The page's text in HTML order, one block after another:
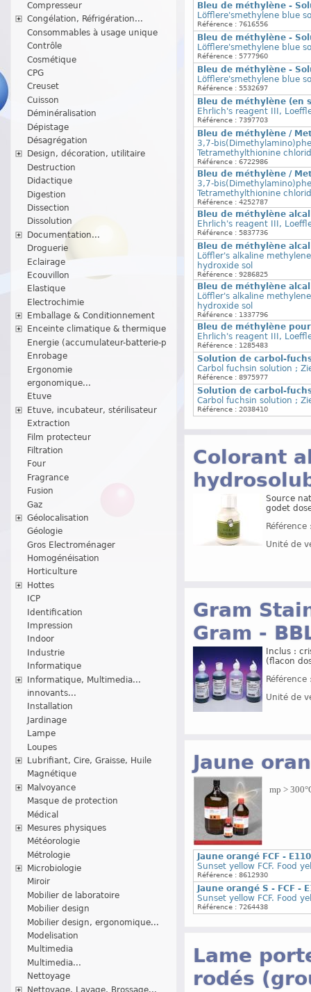
Compresseur
Congélation, Réfrigération...
Consommables à usage unique
Contrôle
Cosmétique
CPG
Creuset
Cuisson
Déminéralisation
Dépistage
Désagrégation
Design, décoration, utilitaire
Destruction
Didactique
Digestion
Dissection
Dissolution
Documentation...
Droguerie
Eclairage
Ecouvillon
Elastique
Electrochimie
Emballage & Conditionnement
Enceinte climatique & thermique
Energie (accumulateur-batterie-p
Enrobage
Ergonomie
ergonomique...
Etuve
Etuve, incubateur, stérilisateur
Extraction
Film protecteur
Filtration
Four
Fragrance
Fusion
Gaz
Géolocalisation
Géologie
Gros Electroménager
Homogénéisation
Horticulture
Hottes
ICP
Identification
Impression
Indoor
Industrie
Informatique
Informatique, Multimedia...
innovants...
Installation
Jardinage
Lampe
Loupes
Lubrifiant, Cire, Graisse, Huile
Magnétique
Malvoyance
Masque de protection
Médical
Mesures physiques
Météorologie
Métrologie
Microbiologie
Miroir
Mobilier de laboratoire
Mobilier design
Mobilier design, ergonomique...
Modelisation
Multimedia
Multimedia...
Nettoyage
Nettoyage, Lavage, Brossage...
Bleu de méthylène -
Löfflere'smethylene blue
Référence : 7616556
Bleu de méthylène -
Löfflere'smethylene blue
Référence : 5777960
Bleu de méthylène -
Löfflere'smethylene blue
Référence : 5532697
Bleu de méthylène (en
Ehrlich's reagent III,
Référence : 7397703
Bleu de méthylène /
3,7-
Tetramethylthionine
Référence : 6722986
Bleu de méthylène /
3,7-
Tetramethylthionine
Référence : 4252787
Bleu de méthylène
Ehrlich's reagent III,
Référence : 5837736
Bleu de méthylène
Löffler's alkaline
hydroxide sol
Référence : 9286825
Bleu de méthylène
Löffler's alkaline
hydroxide sol
Référence : 1337796
Bleu de méthylène
Ehrlich's reagent III,
Référence : 1285483
Solution de carbol-
Carbol fuchsin solution ;
Référence : 8975977
Solution de carbol-
Carbol fuchsin solution ;
Référence : 2038410
Colorant
Source
godet
Unité de
Gram
Gram -
Inclus :
(flacon
Unité de
Jaune
mp >
Jaune orangé FCF -
Sunset yellow FCF. Food
Référence : 8612930
Jaune orangé S - FCF -
Sunset yellow FCF. Food
Référence : 7264438
Lame
rodés